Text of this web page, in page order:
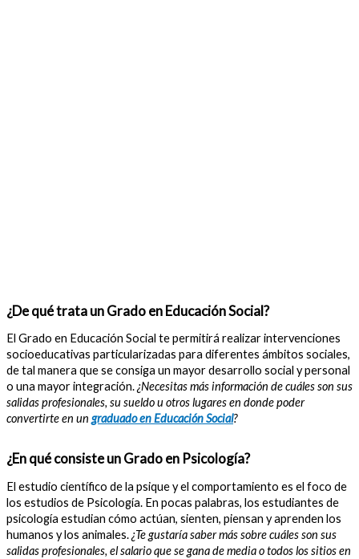
¿De qué trata un Grado en Educación Social?
El Grado en Educación Social te permitirá realizar intervenciones
socioeducativas particularizadas para diferentes ámbitos sociales,
de tal manera que se consiga un mayor desarrollo social y personal
o una mayor integración.¿Necesitas más información de cuáles son sus
salidas profesionales, su sueldo u otros lugares en donde poder
convertirte en un graduado en Educación Social?
¿En qué consiste un Grado en Psicología?
El estudio científico de la psique y el comportamiento es el foco de
los estudios de Psicología. En pocas palabras, los estudiantes de
psicología estudian cómo actúan, sienten, piensan y aprenden los
humanos y los animales.¿Te gustaría saber más sobre cuáles son sus
salidas profesionales, el salario que se gana de media o todos los sitios en